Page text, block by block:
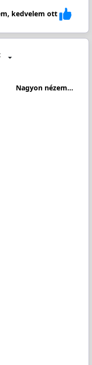
kedvelem ott
Nagyon nézem...